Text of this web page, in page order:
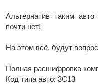
Альтернатив таким
почти нет!
На этом всё, будут
Полная расшифровка
Код типа авто: 3C13